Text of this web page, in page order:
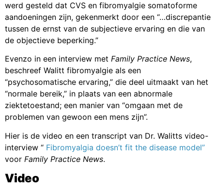
werd gesteld dat CVS en fibromyalgie somatoforme
aandoeningen zijn, gekenmerkt door een “…discrepantie
tussen de ernst van de subjectieve ervaring en die van
de objectieve beperking.”
Evenzo in een interview met Family Practice News,
beschreef Walitt fibromyalgie als een
“psychosomatische ervaring,” die deel uitmaakt van het
“normale bereik,” in plaats van een abnormale
ziektetoestand; een manier van “omgaan met de
problemen van gewoon een mens zijn”.
Hier is de video en een transcript van Dr. Walitts video-
interview “ Fibromyalgia doesn’t fit the disease model”
voor Family Practice News.
Video